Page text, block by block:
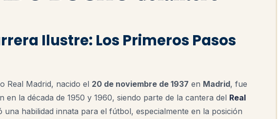
Ilustre: Los Primeros Pasos
Real Madrid, nacido el 20 de noviembre de 1937 en Madrid, fue
la década de 1950 y 1960, siendo parte de la cantera del Real
una habilidad innata para el fútbol, especialmente en la posición